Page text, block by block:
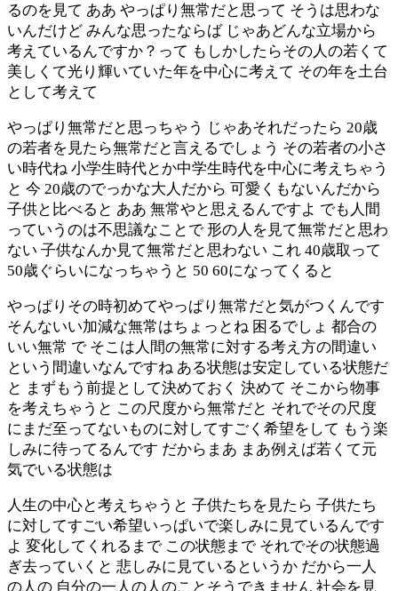
るのを見て ああ やっぱり無常だと思って そうは思わな
いんだけど みんな思ったならば じゃあどんな立場から
考えているんですか？って もしかしたらその人の若くて
美しくて光り輝いていた年を中心に考えて その年を土台
として考えて
やっぱり無常だと思っちゃう じゃあそれだったら 20歳
の若者を見たら無常だと言えるでしょう その若者の小さ
い時代ね 小学生時代とか中学生時代を中心に考えちゃう
と 今 20歳のでっかな大人だから 可愛くもないんだから
子供と比べると ああ 無常やと思えるんですよ でも人間
っていうのは不思議なことで 形の人を見て無常だと思わ
ない 子供なんか見て無常だと思わない これ 40歳取って
50歳ぐらいになっちゃうと 50 60になってくると
やっぱりその時初めてやっぱり無常だと気がつくんです
そんないい加減な無常はちょっとね 困るでしょ 都合の
いい無常 で そこは人間の無常に対する考え方の間違い
という間違いなんですね ある状態は安定している状態だ
と まずもう前提として決めておく 決めて そこから物事
を考えちゃうと この尺度から無常だと それでその尺度
にまだ至ってないものに対してすごく希望をして もう楽
しみに待ってるんです だからまあ まあ例えば若くて元
気でいる状態は
人生の中心と考えちゃうと 子供たちを見たら 子供たち
に対してすごい希望いっぱいで楽しみに見ているんです
よ 変化してくれるまで この状態まで それでその状態過
ぎ去っていくと 悲しみに見ているというか だから一人
の人の 自分の一人の人のことそうできません 社会を見